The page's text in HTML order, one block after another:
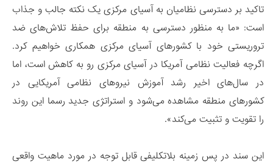
تاکید بر دسترسی نظامیان به آسیای مرکزی یک نکته جالب و جذاب
است: «ما به منظور دسترسی به منطقه برای حفظ تلاش‌های ضد
تروریستی خود با کشورهای آسیای مرکزی همکاری خواهیم کرد.
اگرچه فعالیت نظامی آمریکا در آسیای مرکزی رو به کاهش است، اما
در سال‌های اخیر رشد آموزش نیروهای نظامی آمریکایی در
کشورهای منطقه مشاهده می‌شود و استراتژی جدید رسما این روند
را تقویت و تثبیت می‌کند».
این سند در پس زمینه بلاتکلیفی قابل توجه در مورد ماهیت واقعی